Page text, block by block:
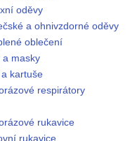
oděvy
a ohnivzdorné oděvy
oblečení
a masky
a kartuše
respirátory
rukavice
rukavice